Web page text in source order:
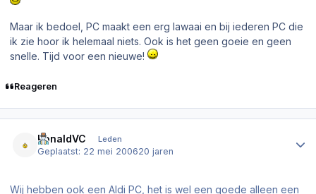
Maar ik bedoel, PC maakt een erg lawaai en bij iederen PC die
ik zie hoor ik helemaal niets. Ook is het geen goeie en geen
snelle. Tijd voor een nieuwe!
Reageren
RonaldVC Leden
Geplaatst: 22 mei 200620 jaren
Wij hebben ook een Aldi PC, het is wel een goede alleen een